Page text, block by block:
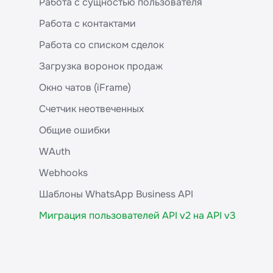
МойСклад (amgroup)
Мегаплан
KitCRM
MAG.Travel
365CRM
Адвантшоп
PrivateCRM
AppEvent
OkoCRM
Мой Класс
АвтоДилер Онлайн
Почему шаблон WABA в чате выглядит по-
другому
Каналы
Сообщения
Групповые чаты WhatsApp
Шаблоны WABA
Шаблоны Wazzup
WABA-профиль
WABA Баланс и лимиты
Окно чатов
iframe для работы с каналами и шаблонами
Пользователи
Сделки
Работа с контактами
Работа со списком сделок
Загрузка воронок продаж
Окно чатов (iFrame)
Счетчик неотвеченных
Общие ошибки
WAuth
Webhooks
Шаблоны WhatsApp Business API
Миграция пользователей API v2 на API v3